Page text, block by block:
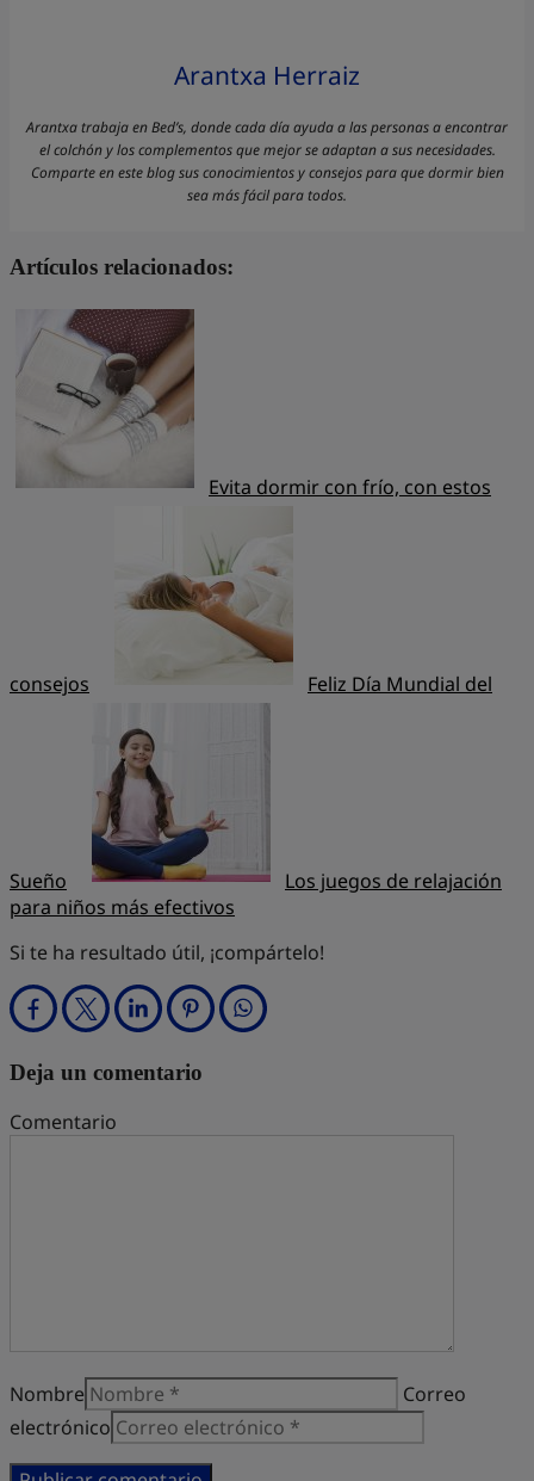
Arantxa Herraiz
Arantxa trabaja en Bed’s, donde cada día ayuda a las personas a encontrar
el colchón y los complementos que mejor se adaptan a sus necesidades.
Comparte en este blog sus conocimientos y consejos para que dormir bien
sea más fácil para todos.
Artículos relacionados:
Evita dormir con frío, con estos
consejos Feliz Día Mundial del
Sueño
Los juegos de relajación
para niños más efectivos
Si te ha resultado útil, ¡compártelo!
Deja un comentario
Comentario
Nombre
Correo
electrónico